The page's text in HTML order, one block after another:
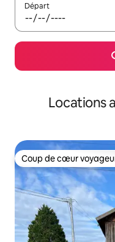
Départ
Locations
Coup de cœur
Coup de cœur